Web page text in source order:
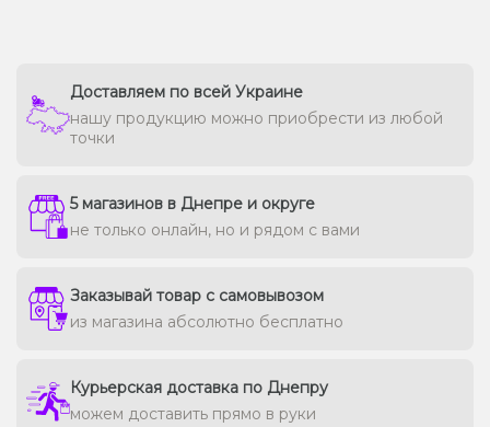
Доставляем по всей Украине
нашу продукцию можно приобрести из любой
точки
5 магазинов в Днепре и округе
не только онлайн, но и рядом с вами
Заказывай товар с самовывозом
из магазина абсолютно бесплатно
Курьерская доставка по Днепру
можем доставить прямо в руки